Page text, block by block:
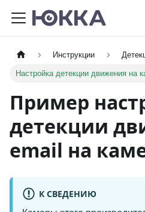
Инструкции
Настройка детекции движения на
Пример
детекции
email на
К СВЕДЕНИЮ